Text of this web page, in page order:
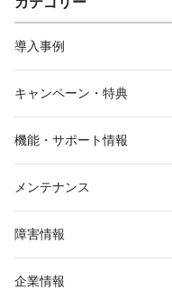
導入事例
キャンペーン・特典
機能・サポート情報
メンテナンス
障害情報
企業情報